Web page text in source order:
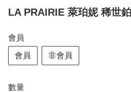
LA PRAIRIE 萊珀妮 稀世
會員
會員 非會員
數量